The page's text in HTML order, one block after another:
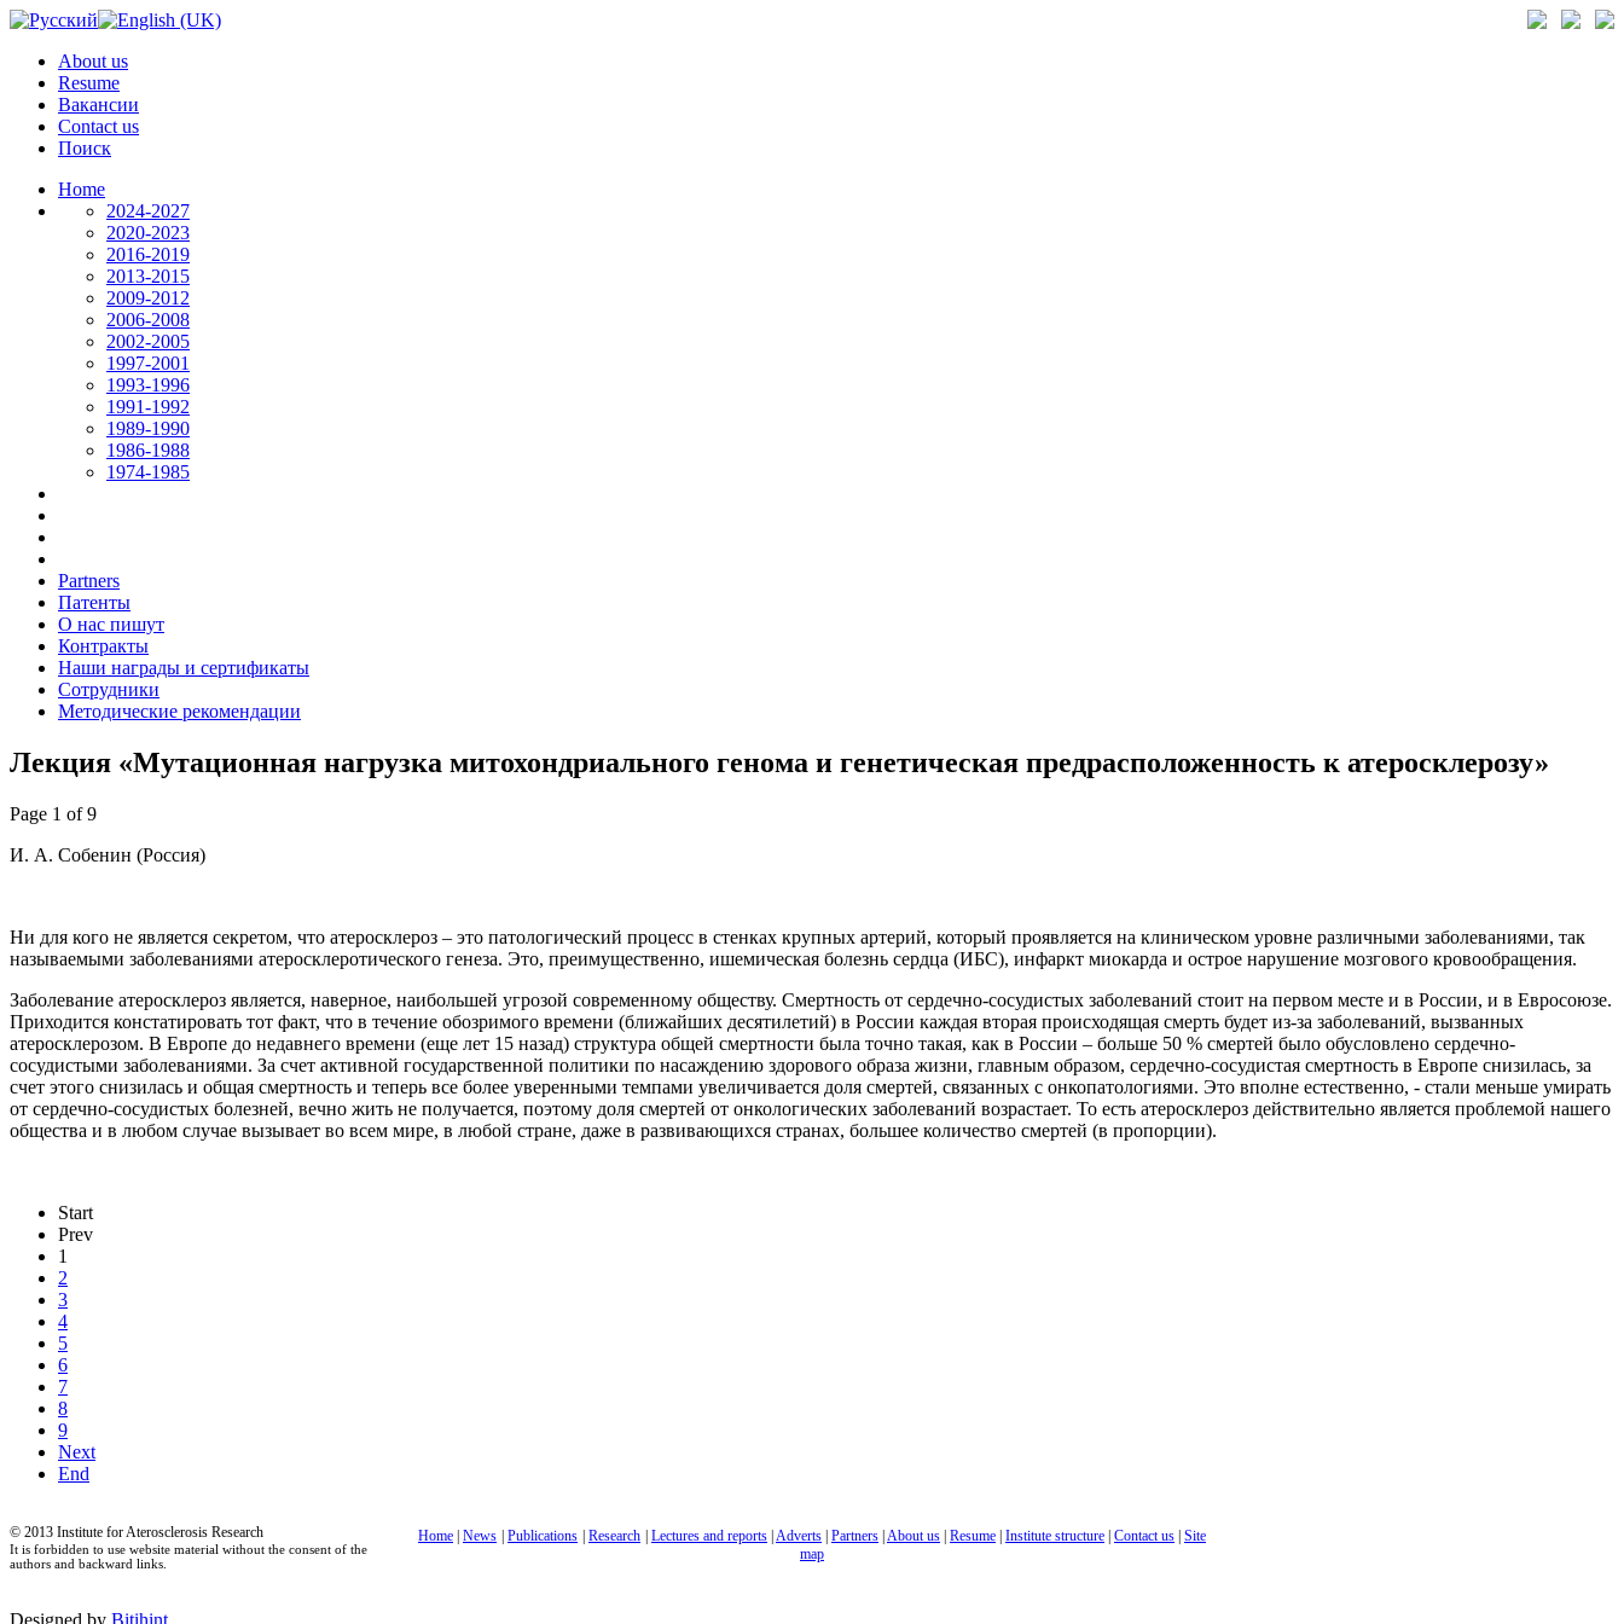
About us
Resume
Вакансии
Contact us
Поиск
Home
2024-2027
2020-2023
2016-2019
2013-2015
2009-2012
2006-2008
2002-2005
1997-2001
1993-1996
1991-1992
1989-1990
1986-1988
1974-1985
Partners
Патенты
О нас пишут
Контракты
Наши награды и сертификаты
Сотрудники
Методические рекомендации
Лекция «Мутационная нагрузка митохондриального генома и генетическая предрасположенность к атеросклерозу»
Page 1 of 9
И. А. Собенин (Россия)
Ни для кого не является секретом, что атеросклероз – это патологический процесс в стенках крупных артерий, который проявляется на клиническом уровне различными заболеваниями, так
называемыми заболеваниями атеросклеротического генеза. Это, преимущественно, ишемическая болезнь сердца (ИБС), инфаркт миокарда и острое нарушение мозгового кровообращения.
Заболевание атеросклероз является, наверное, наибольшей угрозой современному обществу. Смертность от сердечно-сосудистых заболеваний стоит на первом месте и в России, и в Евросоюзе.
Приходится констатировать тот факт, что в течение обозримого времени (ближайших десятилетий) в России каждая вторая происходящая смерть будет из-за заболеваний, вызванных
атеросклерозом. В Европе до недавнего времени (еще лет 15 назад) структура общей смертности была точно такая, как в России – больше 50 % смертей было обусловлено сердечно-
сосудистыми заболеваниями. За счет активной государственной политики по насаждению здорового образа жизни, главным образом, сердечно-сосудистая смертность в Европе снизилась, за
счет этого снизилась и общая смертность и теперь все более уверенными темпами увеличивается доля смертей, связанных с онкопатологиями. Это вполне естественно, - стали меньше умирать
от сердечно-сосудистых болезней, вечно жить не получается, поэтому доля смертей от онкологических заболеваний возрастает. То есть атеросклероз действительно является проблемой нашего
общества и в любом случае вызывает во всем мире, в любой стране, даже в развивающихся странах, большее количество смертей (в пропорции).
Start
Prev
1
2
3
4
5
6
7
8
9
Next
End
© 2013 Institute for Aterosclerosis Research
It is forbidden to use website material without the consent of the
authors and backward links.
Home | News | Publications | Research | Lectures and reports |Adverts | Partners |About us | Resume | Institute structure | Contact us | Site
map
Designed by Bitihint